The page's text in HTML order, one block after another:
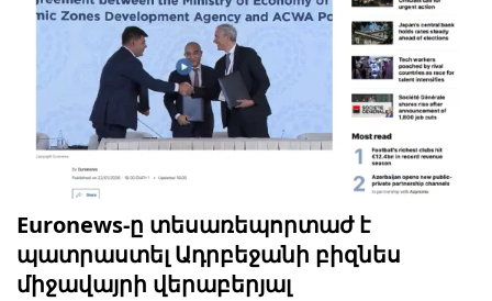
Euronews-ը տեսառեպորտաժ է
պատրաստել Ադրբեջանի բիզնես
միջավայրի վերաբերյալ